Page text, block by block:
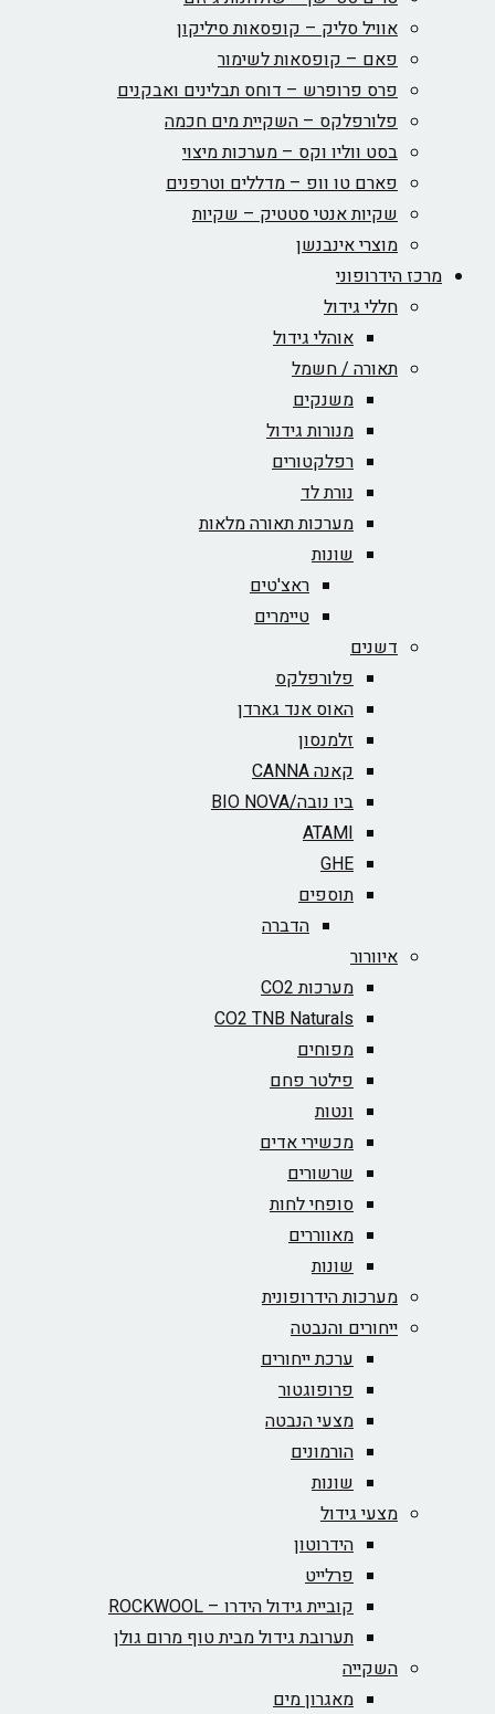
אוויל סליק – קופסאות סיליקון
פאם – קופסאות לשימור
פרס פרופרש – דוחס תבלינים ואבקנים
פלורפלקס – השקיית מים חכמה
בסט ווליו וקס – מערכות מיצוי
פארם טו וופ – מדללים וטרפנים
שקיות אנטי סטטיק – שקיות
מוצרי אינבנשן
מרכז הידרופוני
חללי גידול
אוהלי גידול
תאורה / חשמל
משנקים
מנורות גידול
רפלקטורים
נורת לד
מערכות תאורה מלאות
שונות
ראצ'טים
טיימרים
דשנים
פלורפלקס
האוס אנד גארדן
זלמנסון
קאנה CANNA
ביו נובה/BIO NOVA‏
ATAMI
GHE
תוספים
הדברה
איוורור
מערכות CO2
CO2 TNB Naturals
מפוחים
פילטר פחם
ונטות
מכשירי אדים
שרשורים
סופחי לחות
מאווררים
שונות
מערכות הידרופונית
ייחורים והנבטה
ערכת ייחורים
פרופוגטור
מצעי הנבטה
הורמונים
שונות
מצעי גידול
הידרוטון
פרלייט
קוביית גידול הידרו – ROCKWOOL‏
תערובת גידול מבית טוף מרום גולן
השקייה
מאגרון מים